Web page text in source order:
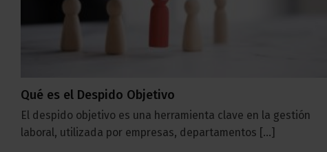
Qué es el Despido Objetivo
El despido objetivo es una herramienta clave en la gestión
laboral, utilizada por empresas, departamentos [...]